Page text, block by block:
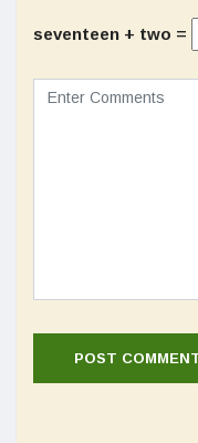
seventeen + two =